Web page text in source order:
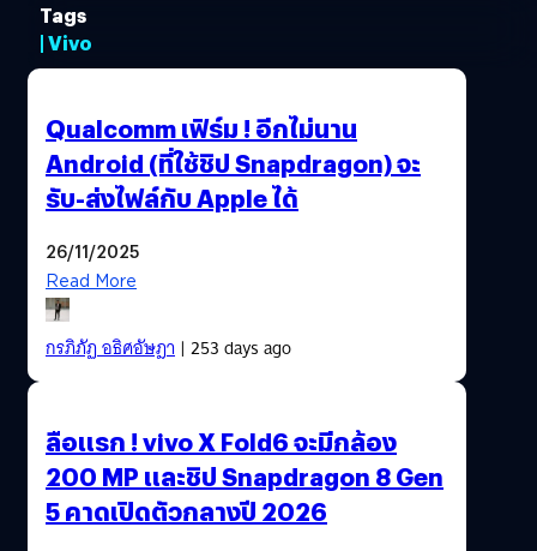
Tags
| Vivo
Qualcomm เฟิร์ม ! อีกไม่นาน
Android (ที่ใช้ชิป Snapdragon) จะ
รับ-ส่งไฟล์กับ Apple ได้
26/11/2025
Read More
กรภิภัฏ อธิศอัษฎา| 253 days ago
ลือแรก ! vivo X Fold6 จะมีกล้อง
200 MP และชิป Snapdragon 8 Gen
5 คาดเปิดตัวกลางปี 2026